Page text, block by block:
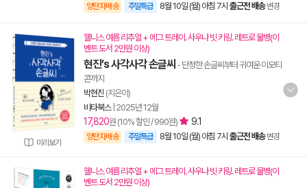
양탄자배송 주말특급 8월 10일 (월) 아침 7시 출근전 배송 변경
미리보기
웰니스 여름 리추얼 + 에그 트레이. 사우나 빗 키링. 레트로 물병(이
벤트 도서 2만원 이상)
현진’s 사각사각 손글씨 - 단정한 손글씨부터 귀여운 이모티
콘까지
박현진 (지은이)
비타북스| 2025년 12월
17,820원 (10% 할인 / 990원) 9.1
양탄자배송 주말특급 8월 10일 (월) 아침 7시 출근전 배송 변경
웰니스 여름 리추얼 + 에그 트레이. 사우나 빗 키링. 레트로 물병(이
벤트 도서 2만원 이상)